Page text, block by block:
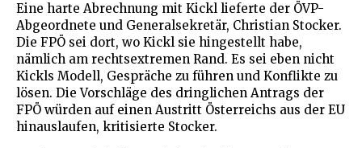
Eine harte Abrechnung mit Kickl lieferte der ÖVP-
Abgeordnete und Generalsekretär, Christian Stocker.
Die FPÖ sei dort, wo Kickl sie hingestellt habe,
nämlich am rechtsextremen Rand. Es sei eben nicht
Kickls Modell, Gespräche zu führen und Konflikte zu
lösen. Die Vorschläge des dringlichen Antrags der
FPÖ würden auf einen Austritt Österreichs aus der EU
hinauslaufen, kritisierte Stocker.